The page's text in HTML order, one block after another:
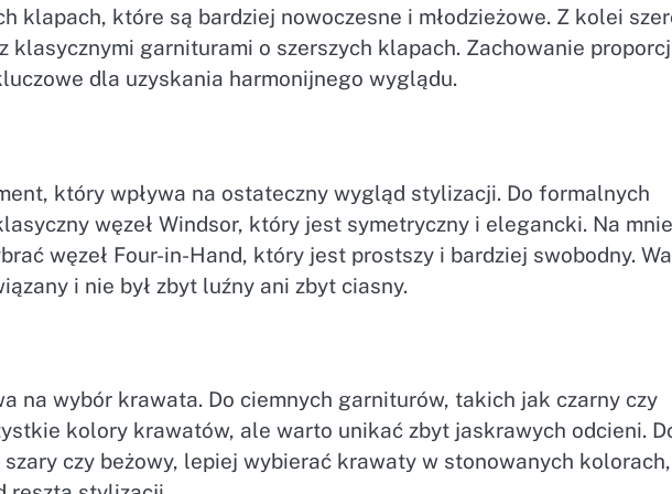
klapach, które są bardziej nowoczesne i młodzieżowe. Z kolei
klasycznymi garniturami o szerszych klapach. Zachowanie
dla uzyskania harmonijnego wyglądu.
który wpływa na ostateczny wygląd stylizacji. Do formalnych
węzeł Windsor, który jest symetryczny i elegancki. Na
węzeł Four-in-Hand, który jest prostszy i bardziej swobodny.
i nie był zbyt luźny ani zbyt ciasny.
na wybór krawata. Do ciemnych garniturów, takich jak czarny czy
kolory krawatów, ale warto unikać zbyt jaskrawych odcieni.
czy beżowy, lepiej wybierać krawaty w stonowanych kolorach,